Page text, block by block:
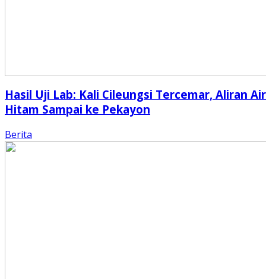
Hasil Uji Lab: Kali Cileungsi Tercemar, Aliran Air
Hitam Sampai ke Pekayon
Berita